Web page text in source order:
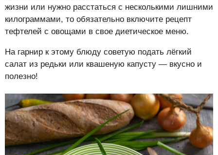
жизни или нужно расстаться с несколькими лишними
килограммами, то обязательно включите рецепт
тефтелей с овощами в свое диетическое меню.
На гарнир к этому блюду советую подать лёгкий
салат из редьки или квашеную капусту — вкусно и
полезно!